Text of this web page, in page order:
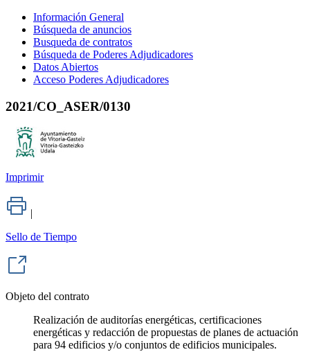
Información General
Búsqueda de anuncios
Busqueda de contratos
Búsqueda de Poderes Adjudicadores
Datos Abiertos
Acceso Poderes Adjudicadores
2021/CO_ASER/0130
Imprimir
|
Sello de Tiempo
Objeto del contrato
Realización de auditorías energéticas, certificaciones
energéticas y redacción de propuestas de planes de actuación
para 94 edificios y/o conjuntos de edificios municipales.